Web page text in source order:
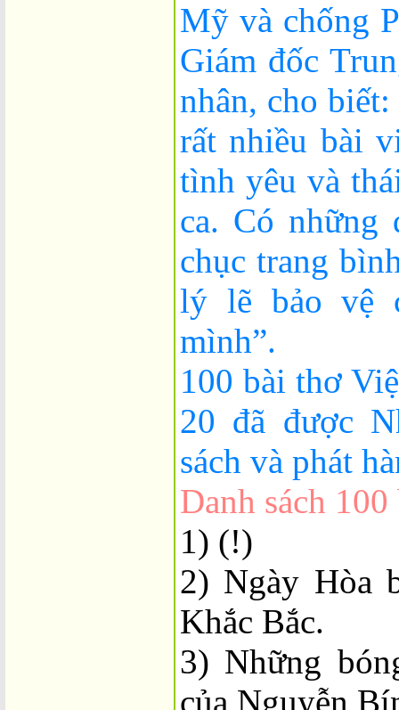
Mỹ và chống
Giám đốc
nhân, cho
rất nhiều bài
tình yêu và
ca. Có những
chục trang
lý lẽ bảo vệ
mình”.
100 bài thơ
20 đã được
sách và phát
Danh sách
1) (!)
2) Ngày Hòa
Khắc Bắc.
3) Những
của Nguyễn